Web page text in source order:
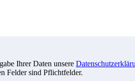
Ihrer Daten unsere
Felder sind Pflichtfelder.